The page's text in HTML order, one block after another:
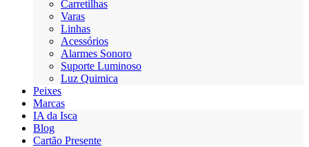
Carretilhas
Varas
Linhas
Acessórios
Alarmes Sonoro
Suporte Luminoso
Luz Quimica
Peixes
Marcas
IA da Isca
Blog
Cartão Presente